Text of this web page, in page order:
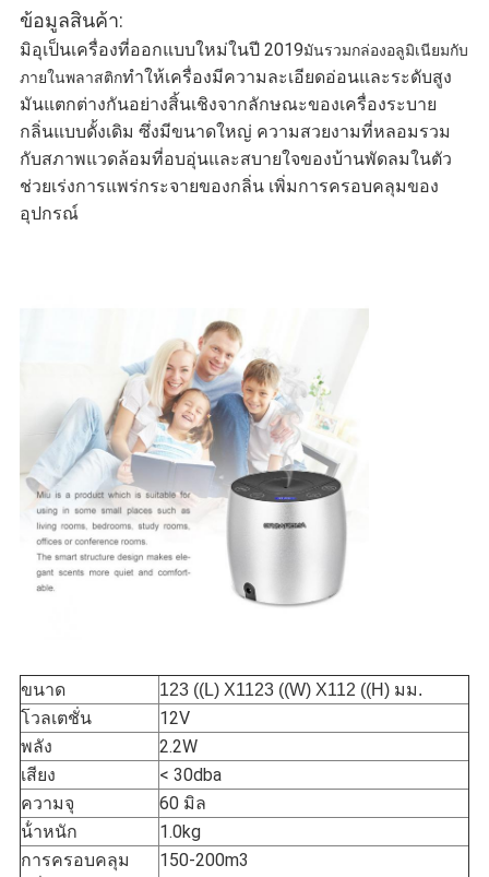
เป็น
ส่วน
ตัว
ข้อมูลสินค้า:
มิอุเป็นเครื่องที่ออกแบบใหม่ในปี 2019มันรวมกล่องอลูมิเนียมกับ
ภายในพลาสติกทําให้เครื่องมีความละเอียดอ่อนและระดับสูง
มันแตกต่างกันอย่างสิ้นเชิงจากลักษณะของเครื่องระบาย
กลิ่นแบบดั้งเดิม ซึ่งมีขนาดใหญ่ ความสวยงามที่หลอมรวม
กับสภาพแวดล้อมที่อบอุ่นและสบายใจของบ้านพัดลมในตัว
ช่วยเร่งการแพร่กระจายของกลิ่น เพิ่มการครอบคลุมของ
อุปกรณ์
ขนาด 123 ((L) X1123 ((W) X112 ((H) มม.
โวลเตชั่น
12V
พลัง
2.2W
เสียง
< 30dba
ความจุ
60 มิล
น้ําหนัก
1.0kg
การครอบคลุม
150-200m3